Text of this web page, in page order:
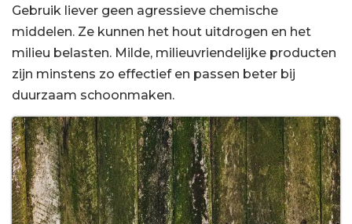
Gebruik liever geen agressieve chemische
middelen. Ze kunnen het hout uitdrogen en het
milieu belasten. Milde, milieuvriendelijke producten
zijn minstens zo effectief en passen beter bij
duurzaam schoonmaken.